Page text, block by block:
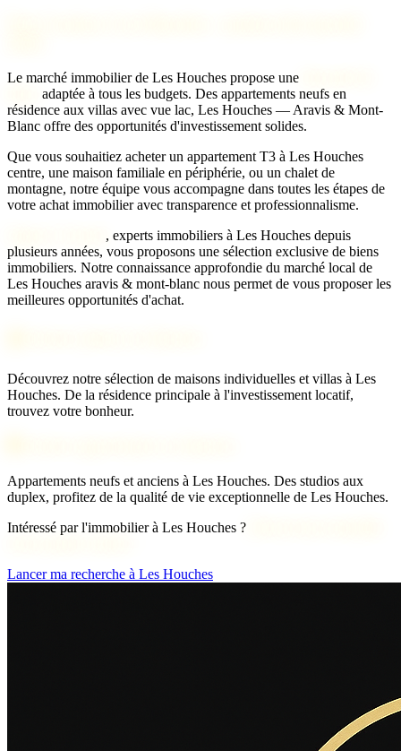
Le marché immobilier de Les Houches propose une
adaptée à tous les budgets. Des appartements neufs en
résidence aux villas avec vue lac, Les Houches — Aravis & Mont-
Blanc offre des opportunités d'investissement solides.
Que vous souhaitiez acheter un appartement T3 à Les Houches
centre, une maison familiale en périphérie, ou un chalet de
montagne, notre équipe vous accompagne dans toutes les étapes de
votre achat immobilier avec transparence et professionnalisme.
, experts immobiliers à Les Houches depuis
plusieurs années, vous proposons une sélection exclusive de biens
immobiliers. Notre connaissance approfondie du marché local de
Les Houches aravis & mont-blanc nous permet de vous proposer les
meilleures opportunités d'achat.
Découvrez notre sélection de maisons individuelles et villas à Les
Houches. De la résidence principale à l'investissement locatif,
trouvez votre bonheur.
Appartements neufs et anciens à Les Houches. Des studios aux
duplex, profitez de la qualité de vie exceptionnelle de Les Houches.
Intéressé par l'immobilier à Les Houches ?
Lancer ma recherche à Les Houches